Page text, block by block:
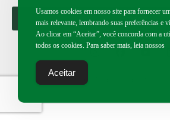
Enviar
2026 | Todos os direitos
Usamos cookies em nosso site para fornecer
mais relevante, lembrando suas preferências e
Ao clicar em “Aceitar”, você concorda com a
todos os cookies. Para saber mais, leia nossos
Aceitar